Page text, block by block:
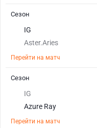
IG
Aster.Aries
Перейти на матч
Сезон
IG
Azure Ray
Перейти на матч
Сезон